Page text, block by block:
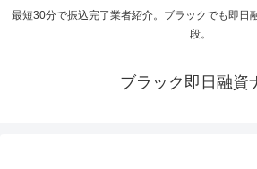
最短30分で振込完了業者紹介。ブラックでも即日
段。
ブラック即日融資